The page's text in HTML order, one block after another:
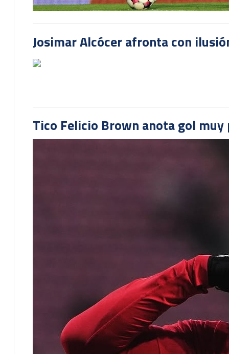
Josimar Alcócer afronta con
Tico Felicio Brown anota gol muy